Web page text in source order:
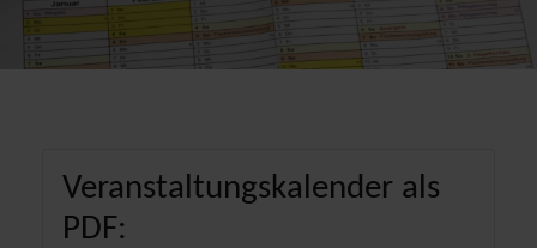
Veranstaltungskalender als
PDF: